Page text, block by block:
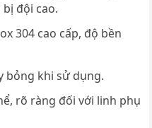
đội cao.
304 cao cấp, độ bền
bỏng khi sử dụng.
rõ ràng đối với linh phụ